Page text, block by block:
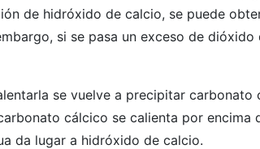
de hidróxido de calcio, se puede
si se pasa un exceso de dióxido
se vuelve a precipitar carbonato
cálcico se calienta por encima
da lugar a hidróxido de calcio.